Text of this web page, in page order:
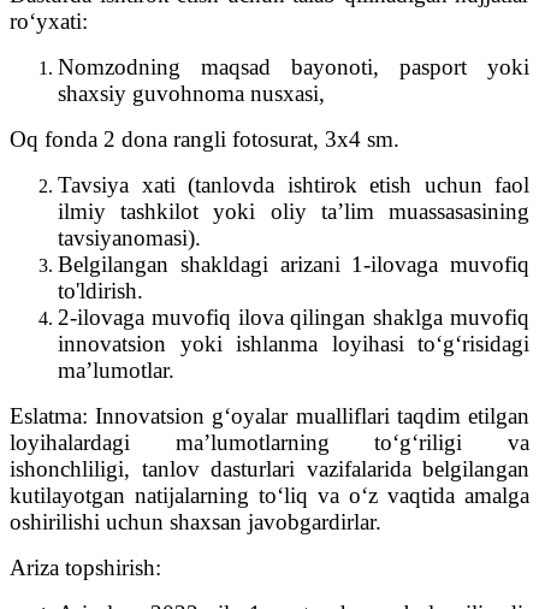
roʻyxati:
Nomzodning maqsad bayonoti, pasport yoki
shaxsiy guvohnoma nusxasi,
Oq fonda 2 dona rangli fotosurat, 3x4 sm.
Tavsiya xati (tanlovda ishtirok etish uchun faol
ilmiy tashkilot yoki oliy ta’lim muassasasining
tavsiyanomasi).
Belgilangan shakldagi arizani 1-ilovaga muvofiq
to'ldirish.
2-ilovaga muvofiq ilova qilingan shaklga muvofiq
innovatsion yoki ishlanma loyihasi to‘g‘risidagi
ma’lumotlar.
Eslatma: Innovatsion g‘oyalar mualliflari taqdim etilgan
loyihalardagi ma’lumotlarning to‘g‘riligi va
ishonchliligi, tanlov dasturlari vazifalarida belgilangan
kutilayotgan natijalarning to‘liq va o‘z vaqtida amalga
oshirilishi uchun shaxsan javobgardirlar.
Ariza topshirish: